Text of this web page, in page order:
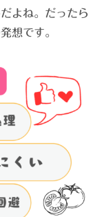
よね。だったら
想です。